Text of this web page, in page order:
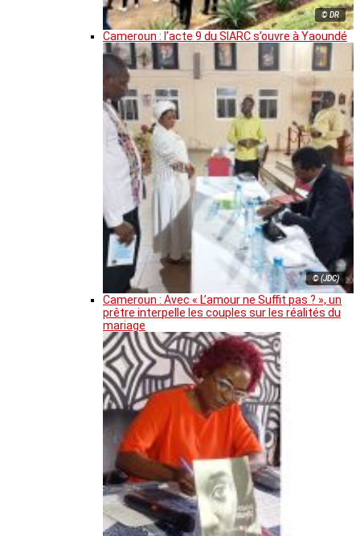
© DR
Cameroun : l’acte 9 du SIARC s’ouvre à Yaoundé
© (JDC)
Cameroun : Avec « L’amour ne Suffit pas ? », un
prêtre interpelle les couples sur les réalités du
mariage